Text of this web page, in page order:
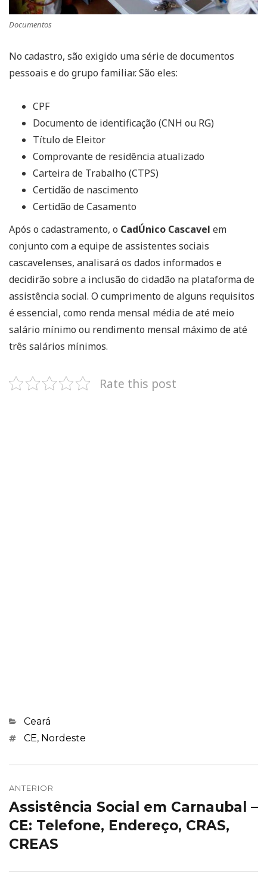
Documentos
No cadastro, são exigido uma série de documentos
pessoais e do grupo familiar. São eles:
CPF
Documento de identificação (CNH ou RG)
Título de Eleitor
Comprovante de residência atualizado
Carteira de Trabalho (CTPS)
Certidão de nascimento
Certidão de Casamento
Após o cadastramento, o CadÚnico Cascavel em
conjunto com a equipe de assistentes sociais
cascavelenses, analisará os dados informados e
decidirão sobre a inclusão do cidadão na plataforma de
assistência social. O cumprimento de alguns requisitos
é essencial, como renda mensal média de até meio
salário mínimo ou rendimento mensal máximo de até
três salários mínimos.
Rate this post
Categorias
Ceará
Marcações
CE, Nordeste
de
Post
ANTERIOR
Post
anterior:
Assistência Social em Carnaubal –
CE: Telefone, Endereço, CRAS,
CREAS